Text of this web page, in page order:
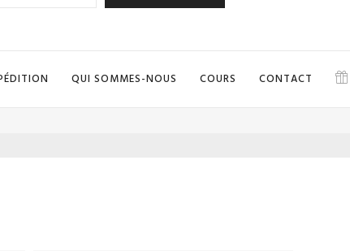
QUI SOMMES-NOUS COURS CONTACT